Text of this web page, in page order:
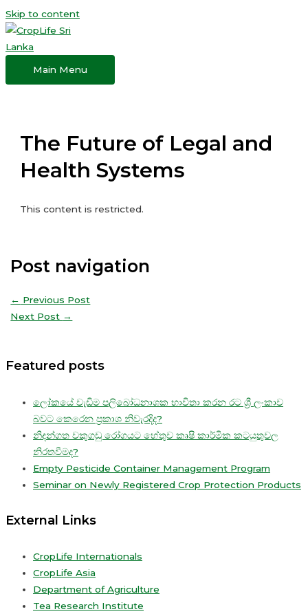
Skip to content
Main Menu
The Future of Legal and
Health Systems
This content is restricted.
Post navigation
← Previous Post
Next Post →
Featured posts
ලෝකයේ වැඩිම පලිබෝධනාශක භාවිතා කරන රට ශ්‍රී ලංකාව
බවට කෙරෙන ප්‍රකාශ නිවැරදිද?
නිදන්ගත වකුගඩු රෝගයට හේතුව කෘෂි කාර්මික කටයුතුවල
නිරතවීමද?
Empty Pesticide Container Management Program
Seminar on Newly Registered Crop Protection Products
External Links
CropLife Internationals
CropLife Asia
Department of Agriculture
Tea Research Institute